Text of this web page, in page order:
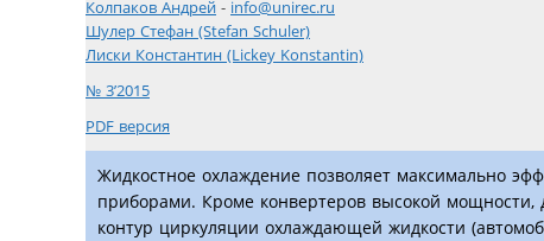
Колпаков Андрей - info@unirec.ru
Шулер Стефан (Stefan Schuler)
Лиcки Константин (Lickey Konstantin)
№ 3’2015
PDF версия
Жидкостное охлаждение позволяет максимально
приборами. Кроме конвертеров высокой
контур циркуляции охлаждающей жидкости